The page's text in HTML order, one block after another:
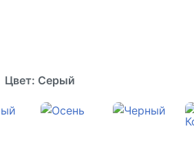
Цвет: Серый